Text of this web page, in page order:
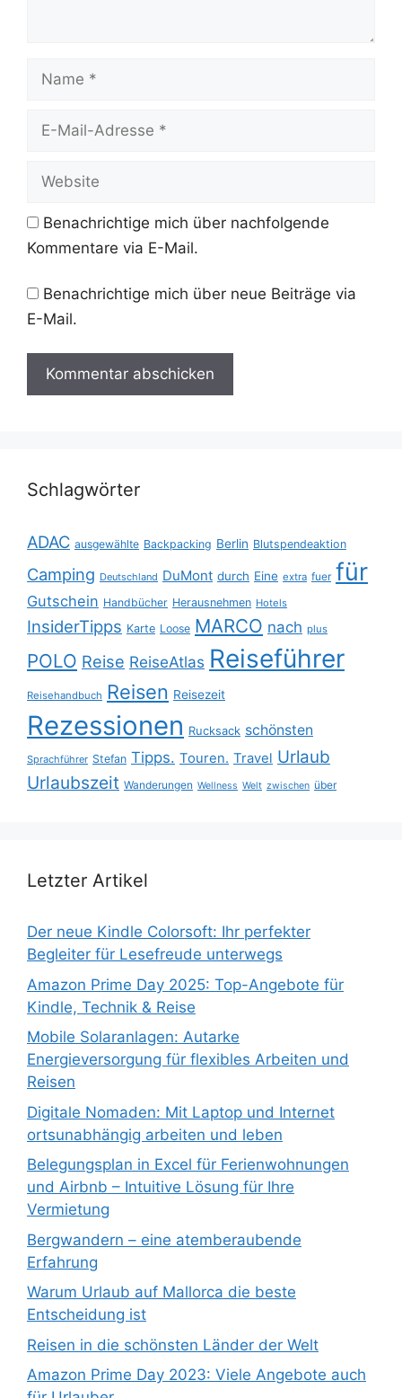
Name
Website
Benachrichtige mich über nachfolgende
Kommentare via E-Mail.
Benachrichtige mich über neue Beiträge via
E-Mail.
Schlagwörter
ADAC ausgewählte Backpacking Berlin Blutspendeaktion
Camping Deutschland DuMont durch Eine extra fuer für
Gutschein Handbücher Herausnehmen Hotels
InsiderTipps Karte Loose MARCO nach plus
POLO Reise ReiseAtlas Reiseführer
Reisehandbuch Reisen Reisezeit
Rezessionen Rucksack schönsten
Sprachführer Stefan Tipps. Touren. Travel Urlaub
Urlaubszeit Wanderungen Wellness Welt zwischen über
Letzter Artikel
Der neue Kindle Colorsoft: Ihr perfekter
Begleiter für Lesefreude unterwegs
Amazon Prime Day 2025: Top-Angebote für
Kindle, Technik & Reise
Mobile Solaranlagen: Autarke
Energieversorgung für flexibles Arbeiten und
Reisen
Digitale Nomaden: Mit Laptop und Internet
ortsunabhängig arbeiten und leben
Belegungsplan in Excel für Ferienwohnungen
und Airbnb – Intuitive Lösung für Ihre
Vermietung
Bergwandern – eine atemberaubende
Erfahrung
Warum Urlaub auf Mallorca die beste
Entscheidung ist
Reisen in die schönsten Länder der Welt
Amazon Prime Day 2023: Viele Angebote auch